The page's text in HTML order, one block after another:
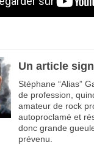
Un article
Stéphane “Alias”
de profession,
amateur de rock
autoproclamé et
donc grande
prévenu.